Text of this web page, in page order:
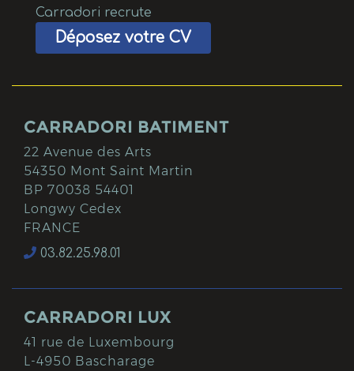
Carradori recrute
Déposez votre CV
CARRADORI BATIMENT
22 Avenue des Arts
54350 Mont Saint Martin
BP 70038 54401
Longwy Cedex
FRANCE
03.82.25.98.01
CARRADORI LUX
41 rue de Luxembourg
L-4950 Bascharage